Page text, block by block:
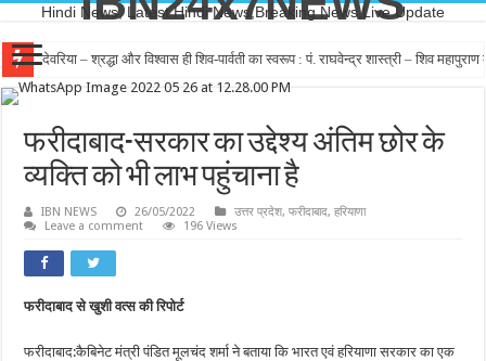
Hindi News, Latest Hindi News,Breaking News,Live Update
देवरिया – श्रद्धा और विश्वास ही शिव-पार्वती का स्वरूप : पं. राघवेन्द्र शास्त्री – शिव
फरीदाबाद-सरकार का उद्देश्य अंतिम छोर के
व्यक्ति को भी लाभ पहुंचाना है
IBN NEWS 26/05/2022 उत्तर प्रदेश,फरीदाबाद,हरियाणा
Leave a comment
196 Views
फरीदाबाद से खुशी वत्स की रिपोर्ट
फरीदाबाद:कैबिनेट मंत्री पंडित मूलचंद शर्मा ने बताया कि भारत एवं हरियाणा सरकार का एक